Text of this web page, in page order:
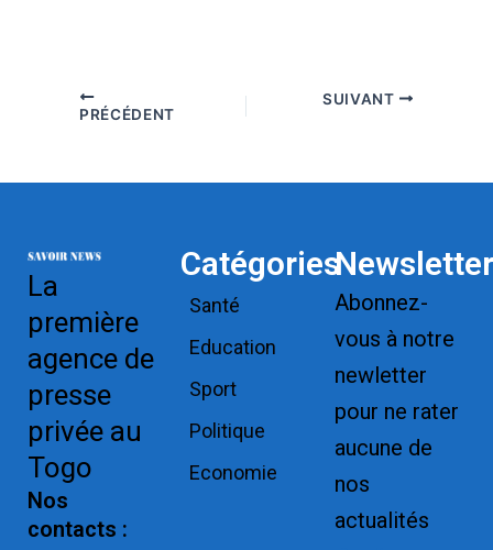
PRÉCÉDENT
SUIVANT
La
première
agence de
presse
privée au
Togo
Nos
contacts :
Catégories
Santé
Education
Sport
Politique
Economie
Newsletter
Abonnez-
vous à notre
newletter
pour ne rater
aucune de
nos
actualités